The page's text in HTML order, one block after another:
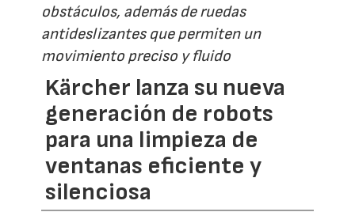
obstáculos, además de ruedas
antideslizantes que permiten un
movimiento preciso y fluido
Kärcher lanza su nueva
generación de robots
para una limpieza de
ventanas eficiente y
silenciosa